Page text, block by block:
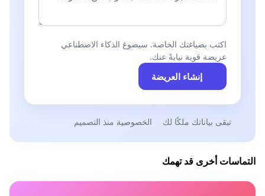
اكتب بصياغتك الخاصة. سيصوغ الذكاء الاصطناعي
عريضة قوية نيابةً عنك.
إنشاء العريضة
تبقى بياناتك ملكًا لك الخصوصية منذ التصميم
التماسات أخرى قد تهمك